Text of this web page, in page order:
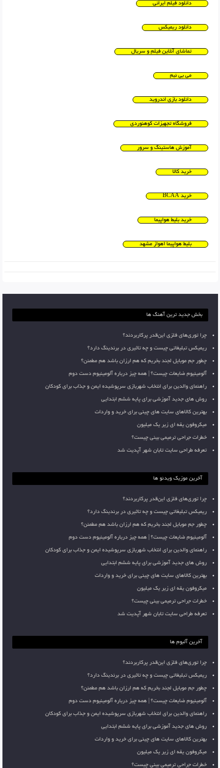
دانلود فیلم ایرانی
دانلود ریمیکس
تماشای آنلاین فیلم و سریال
می بی نیم
دانلود بازی اندروید
فروشگاه تجهیزات کوهنوردی
آموزش هاستینگ و سرور
خرید کالا
خرید BCAA
خرید بلیط هواپیما
بلیط هواپیما اهواز مشهد
بخش جدید ترین آهنگ ها
چرا توری‌های فلزی این‌قدر پرکاربردند؟
ریمیکس تبلیغاتی چیست و چه تاثیری در برندینگ دارد؟
چطور جم موبایل لجند بخریم که هم ارزان باشد هم مطمئن؟
آلومینیوم ضایعات چیست؟ | همه چیز درباره آلومینیوم دست دوم
راهنمای والدین برای انتخاب شهربازی سرپوشیده ایمن و جذاب برای کودکان
روش های جدید آموزشی برای پایه ششم ابتدایی
بهترین کالاهای سایت های چینی برای خرید و واردات
میکروفون یقه ای زیر یک میلیون
خطرات جراحی ترمیمی بینی چیست؟
تعرفه طراحی سایت تابان شهر آپدیت شد
آخرین موزیک ویدئو ها
چرا توری‌های فلزی این‌قدر پرکاربردند؟
ریمیکس تبلیغاتی چیست و چه تاثیری در برندینگ دارد؟
چطور جم موبایل لجند بخریم که هم ارزان باشد هم مطمئن؟
آلومینیوم ضایعات چیست؟ | همه چیز درباره آلومینیوم دست دوم
راهنمای والدین برای انتخاب شهربازی سرپوشیده ایمن و جذاب برای کودکان
روش های جدید آموزشی برای پایه ششم ابتدایی
بهترین کالاهای سایت های چینی برای خرید و واردات
میکروفون یقه ای زیر یک میلیون
خطرات جراحی ترمیمی بینی چیست؟
تعرفه طراحی سایت تابان شهر آپدیت شد
آخرین آلبوم ها
چرا توری‌های فلزی این‌قدر پرکاربردند؟
ریمیکس تبلیغاتی چیست و چه تاثیری در برندینگ دارد؟
چطور جم موبایل لجند بخریم که هم ارزان باشد هم مطمئن؟
آلومینیوم ضایعات چیست؟ | همه چیز درباره آلومینیوم دست دوم
راهنمای والدین برای انتخاب شهربازی سرپوشیده ایمن و جذاب برای کودکان
روش های جدید آموزشی برای پایه ششم ابتدایی
بهترین کالاهای سایت های چینی برای خرید و واردات
میکروفون یقه ای زیر یک میلیون
خطرات جراحی ترمیمی بینی چیست؟